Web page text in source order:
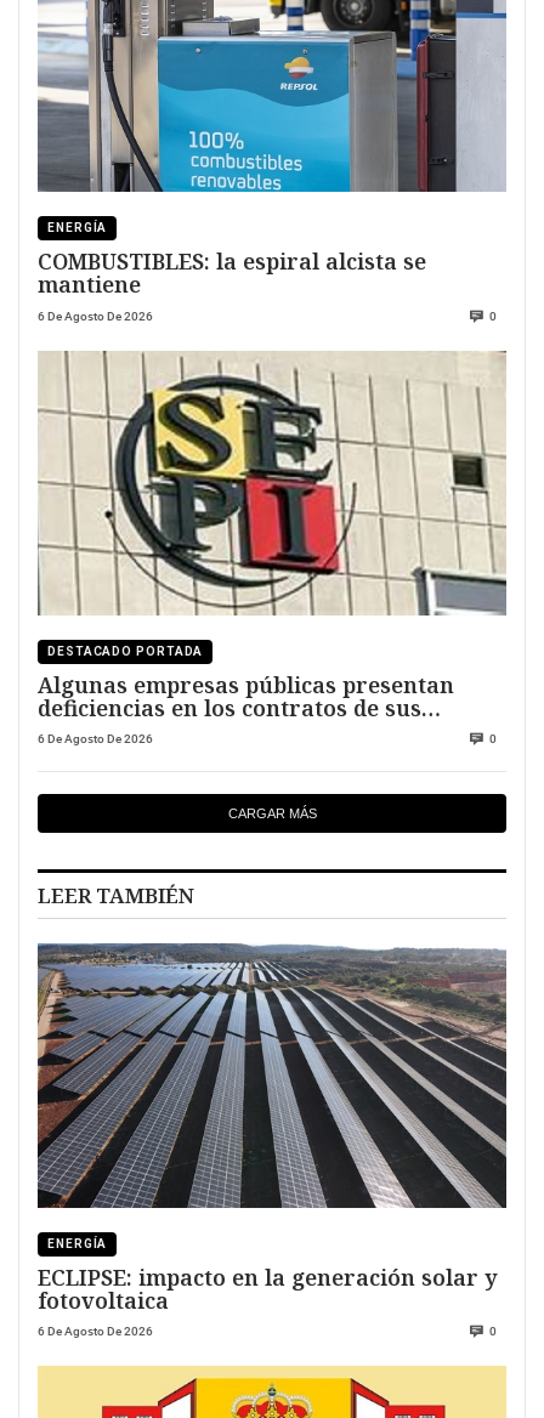
ENERGÍA
COMBUSTIBLES: la espiral alcista se
mantiene
6 De Agosto De 2026 0
DESTACADO PORTADA
Algunas empresas públicas presentan
deficiencias en los contratos de sus
directivos
6 De Agosto De 2026 0
CARGAR MÁS
LEER TAMBIÉN
ENERGÍA
ECLIPSE: impacto en la generación solar y
fotovoltaica
6 De Agosto De 2026 0